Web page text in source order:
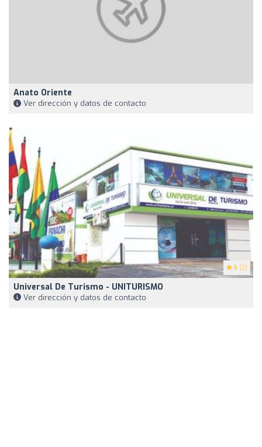
Anato Oriente
Ver dirección y datos de contacto
5 (2)
Universal De Turismo - UNITURISMO
Ver dirección y datos de contacto